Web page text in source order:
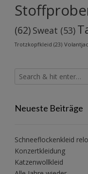
(62) Sweat (53)
Trotzkopfkleid (23)
Neueste Beiträge
Schneeflockenkleid
Konzertkleidung
Katzenwollkleid